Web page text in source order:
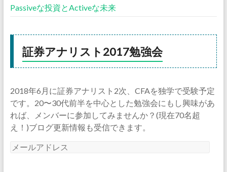
Passiveな投資とActiveな未来
証券アナリスト2017勉強会
2018年6月に証券アナリスト2次、CFAを独学で受験予定
です。20〜30代前半を中心とした勉強会にもし興味があ
れば、メンバーに参加してみませんか？(現在70名超
え！)ブログ更新情報も受信できます。
メ